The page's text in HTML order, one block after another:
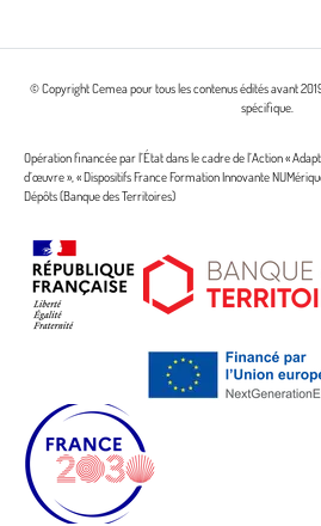
© Copyright Cemea pour tous les contenus édités avant
spécifique.
Opération financée par l’État dans le cadre de l’Action «
d’œuvre », « Dispositifs France Formation Innovante
Dépôts (Banque des Territoires)